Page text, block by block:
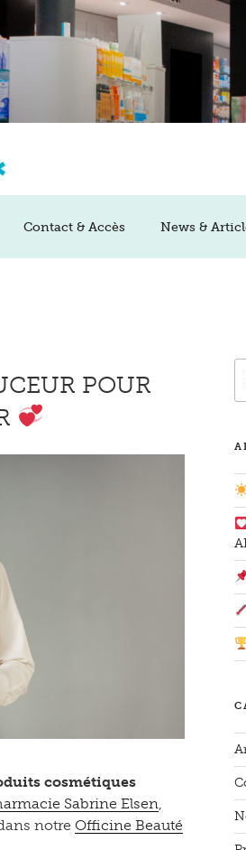
Contact & Accès News &
POUR
cosmétiques
Sabrine Elsen
notre Officine Beauté